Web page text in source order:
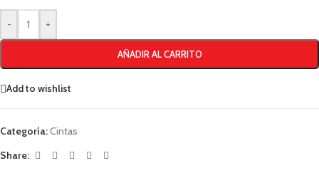
- +
AÑADIR AL CARRITO
Add to wishlist
Categoría:Cintas
Share: